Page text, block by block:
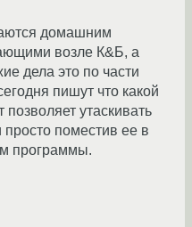
домашним
возле К&Б, а
дела это по части
пишут что какой
позволяет утаскивать
поместив ее в
программы.